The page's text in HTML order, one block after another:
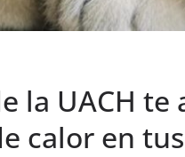
la UACH
calor en